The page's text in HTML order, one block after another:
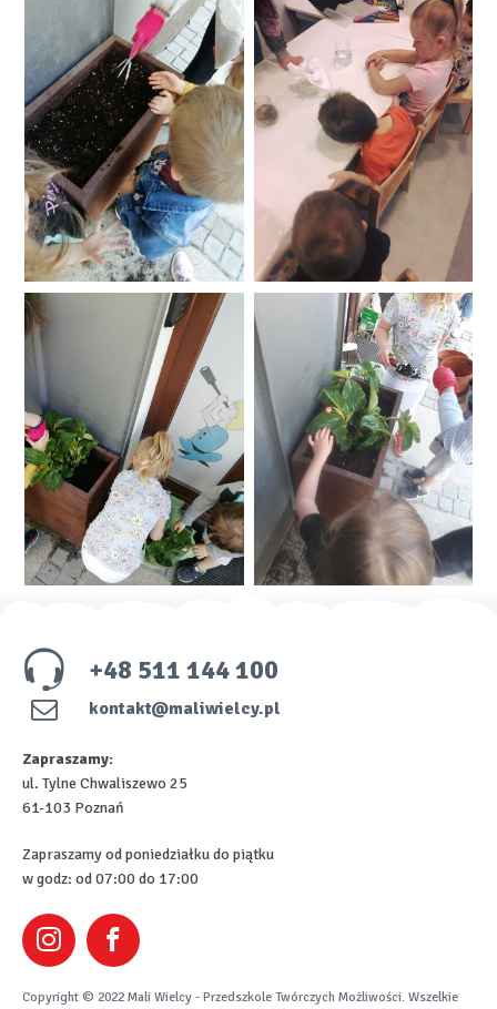
+48 511 144 100
kontakt@maliwielcy.pl
Zapraszamy:
ul. Tylne Chwaliszewo 25
61-103 Poznań
Zapraszamy od poniedziałku do piątku
w godz: od 07:00 do 17:00
Copyright © 2022 Mali Wielcy - Przedszkole Twórczych Możliwości. Wszelkie